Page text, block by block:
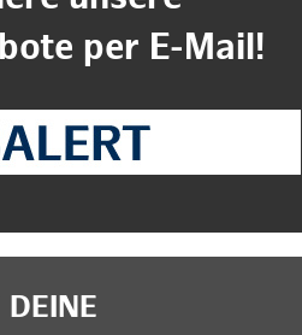
per E-Mail!
DEINE